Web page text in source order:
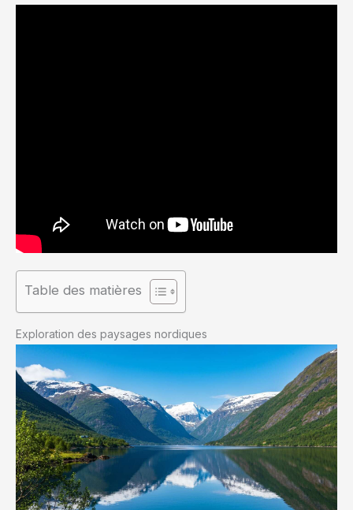
Table des matières
Exploration des paysages nordiques